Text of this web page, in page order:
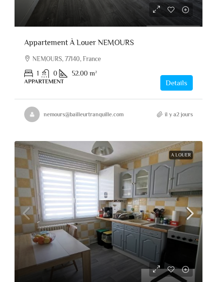
Appartement À Louer NEMOURS
NEMOURS, 77140, France
1 0 52.00 m²
APPARTEMENT Details
nemours@bailleurtranquille.com il y a2 jours
A LOUER